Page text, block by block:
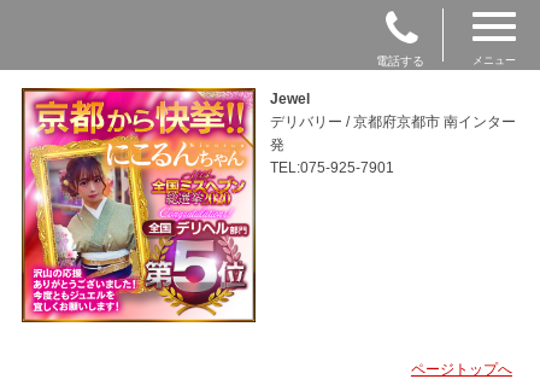
電話する メニュー
Jewel
デリバリー / 京都府京都市 南インター
発
TEL:075-925-7901
ページトップへ